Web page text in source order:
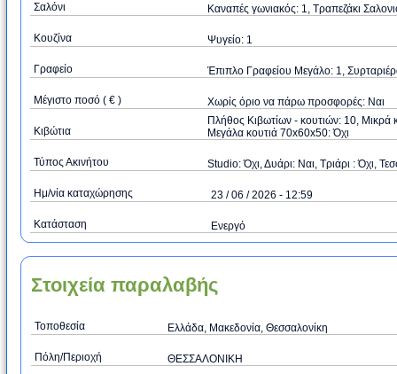
Σαλόνι Καναπές γωνιακός: 1, Τραπεζάκι
Κουζίνα Ψυγείο: 1
Γραφείο Έπιπλο Γραφείου Μεγάλο: 1,
Μέγιστο ποσό ( € ) Xωρίς όριο να πάρω προσφορές: Ναι
Κιβώτια
Πλήθος Κιβωτίων - κουτιών: 10, Μικρά
Μεγάλα κουτιά 70x60x50: Όχι
Τύπος Ακινήτου Studio: Όχι, Δυάρι: Ναι, Τριάρι : Όχι,
Ημ/νία καταχώρησης 23 / 06 / 2026 - 12:59
Κατάσταση Ενεργό
Στοιχεία παραλαβής
Τοποθεσία Ελλάδα, Μακεδονία, Θεσσαλονίκη
Πόλη/Περιοχή ΘΕΣΣΑΛΟΝΙΚΗ